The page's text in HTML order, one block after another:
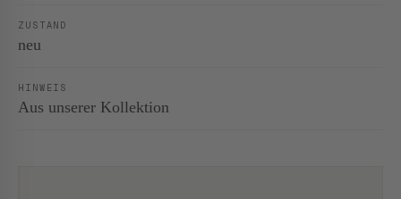
ZUSTAND
neu
HINWEIS
Aus unserer Kollektion